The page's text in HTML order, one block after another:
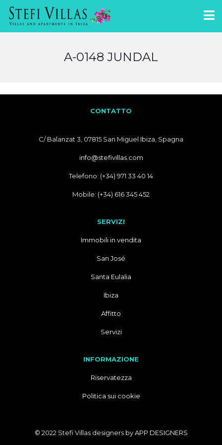
A-0148 JUNDAL
CONTATTO
C/ Balanzat 3, 07815 San Miguel Ibiza, Spagna
info@stefivillas.com
Telefono: (+34) 971 33 40 14
Mobile: (+34) 616 345 452
SERVIZI
Immobili in vendita
San José
Santa Eulalia
Ibiza
Affitto
Servizi
INFORMAZIONE
Riservatezza
Politica sui cookie
© 2022 Stefi Villas designers byAPP DESIGNERS